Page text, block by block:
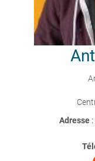
Adresse